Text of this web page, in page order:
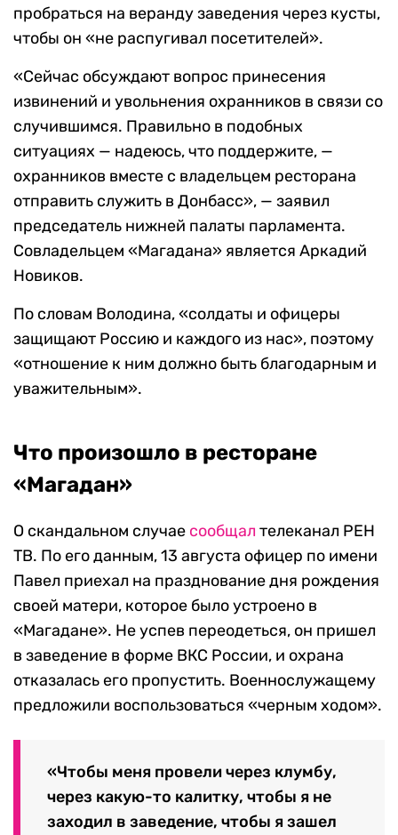
пробраться на веранду заведения через кусты,
чтобы он «не распугивал посетителей».
«Сейчас обсуждают вопрос принесения
извинений и увольнения охранников в связи со
случившимся. Правильно в подобных
ситуациях — надеюсь, что поддержите, —
охранников вместе с владельцем ресторана
отправить служить в Донбасс», — заявил
председатель нижней палаты парламента.
Совладельцем «Магадана» является Аркадий
Новиков.
По словам Володина, «солдаты и офицеры
защищают Россию и каждого из нас», поэтому
«отношение к ним должно быть благодарным и
уважительным».
Что произошло в ресторане
«Магадан»
О скандальном случае сообщал телеканал РЕН
ТВ. По его данным, 13 августа офицер по имени
Павел приехал на празднование дня рождения
своей матери, которое было устроено в
«Магадане». Не успев переодеться, он пришел
в заведение в форме ВКС России, и охрана
отказалась его пропустить. Военнослужащему
предложили воспользоваться «черным ходом».
«Чтобы меня провели через клумбу,
через какую-то калитку, чтобы я не
заходил в заведение, чтобы я зашел